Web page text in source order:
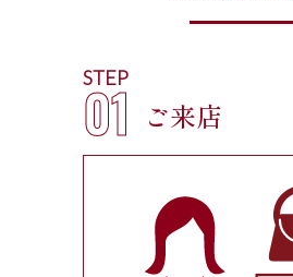
STEP
01 ご来店